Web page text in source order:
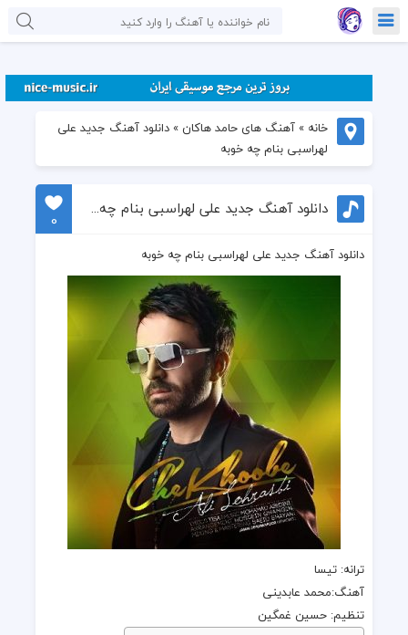
خانه »آهنگ های حامد هاکان »دانلود آهنگ جدید علی
لهراسبی بنام چه خوبه
دانلود آهنگ جدید علی لهراسبی بنام چه خوبه
0
دانلود آهنگ جدید علی لهراسبی بنام چه خوبه
ترانه: تیسا
آهنگ:محمد عابدینی
تنظیم: حسین غمگین